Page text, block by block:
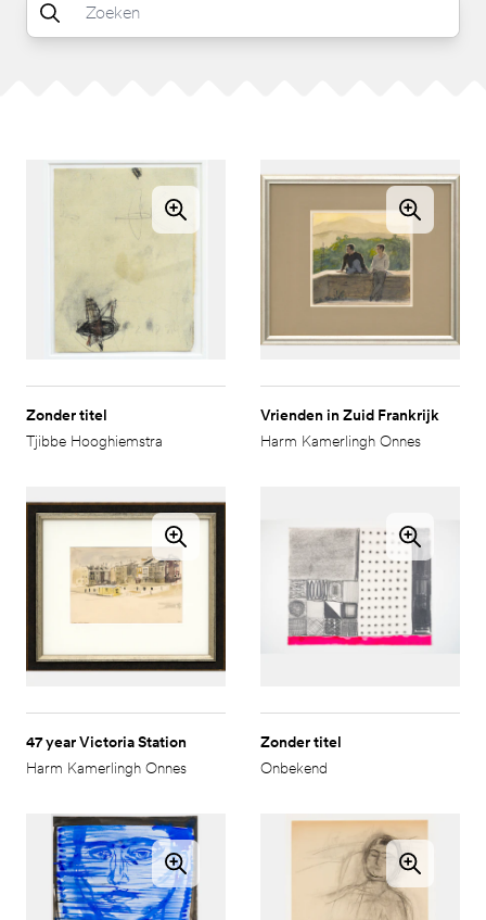
Zonder titel
Tjibbe Hooghiemstra
Vrienden in Zuid Frankrijk
Harm Kamerlingh Onnes
47 year Victoria Station
Harm Kamerlingh Onnes
Zonder titel
Onbekend